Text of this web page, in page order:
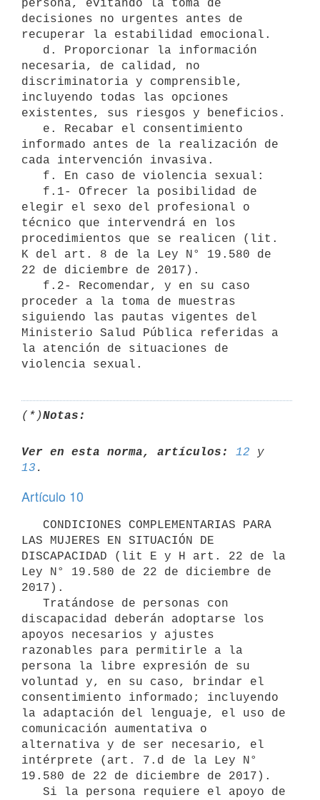
persona, evitando la toma de
decisiones no urgentes antes de
recuperar la estabilidad emocional.
necesaria, de calidad, no
discriminatoria y comprensible,
incluyendo todas las opciones
existentes, sus riesgos y beneficios.
informado antes de la realización de
cada intervención invasiva.
elegir el sexo del profesional o
técnico que intervendrá en los
procedimientos que se realicen (lit.
K del art. 8 de la Ley N° 19.580 de
22 de diciembre de 2017).
proceder a la toma de muestras
siguiendo las pautas vigentes del
Ministerio Salud Pública referidas a
la atención de situaciones de
(*)Notas:
Ver en esta norma, artículos: 12
13
Artículo 10
LAS MUJERES EN SITUACIÓN DE
DISCAPACIDAD (lit E y H art. 22 de la
Ley N° 19.580 de 22 de diciembre de
2017).
discapacidad deberán adoptarse los
apoyos necesarios y ajustes
razonables para permitirle a la
persona la libre expresión de su
voluntad y, en su caso, brindar el
consentimiento informado; incluyendo
la adaptación del lenguaje, el uso de
comunicación aumentativa o
alternativa y de ser necesario, el
intérprete (art. 7.d de la Ley N°
19.580 de 22 de diciembre de 2017).